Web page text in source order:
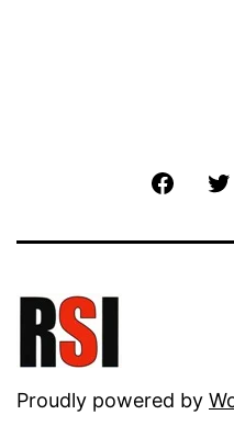
Proudly powered by